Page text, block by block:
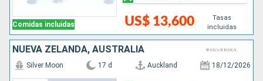
Comidas incluidas US$ 13,600
Tasas
incluidas
NUEVA ZELANDA, AUSTRALIA
Silver Moon 17 d Auckland 18/12/2026